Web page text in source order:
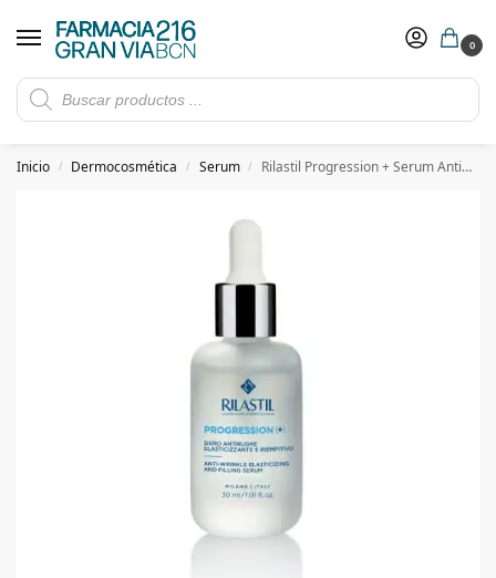
0
Rebajas de verano hasta -30%
​ 5€ de descuento con el cupón 5GRANVIA (compras superiores a 150€)
Inicio / Dermocosmética / Serum / Rilastil Progression + Serum Antiarrugas 30 ml